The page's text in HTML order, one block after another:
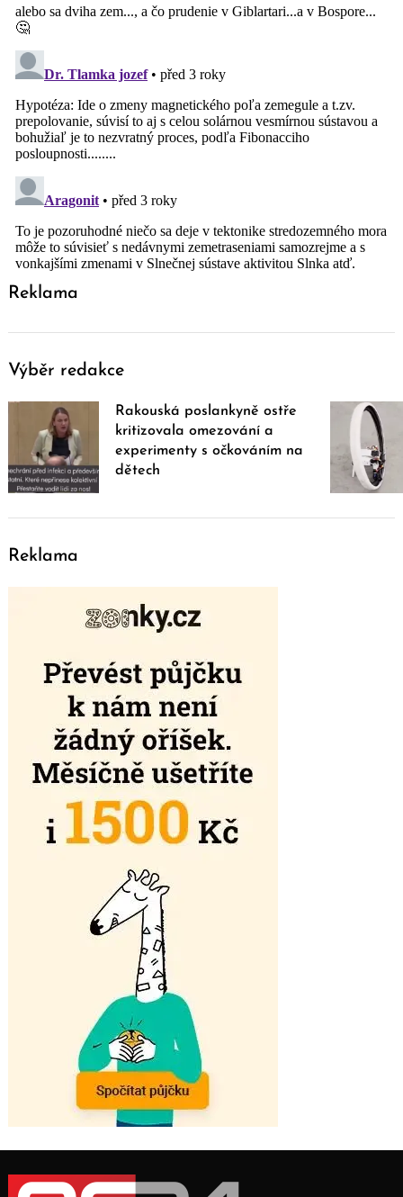
Reklama
Výběr redakce
Rakouská poslankyně ostře
kritizovala omezování a
experimenty s očkováním na
dětech
Reklama